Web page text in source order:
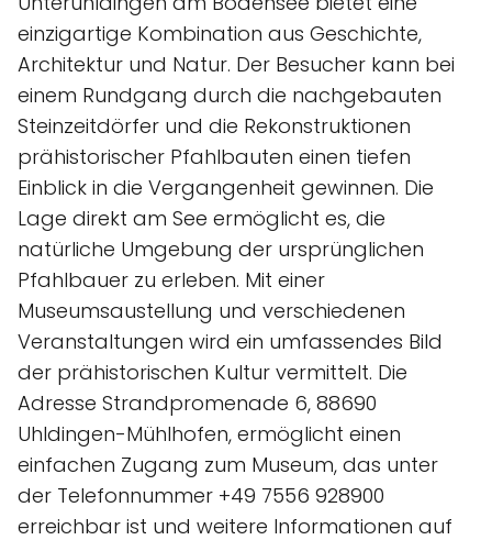
einzigartige Kombination aus Geschichte,
Architektur und Natur. Der Besucher kann bei
einem Rundgang durch die nachgebauten
Steinzeitdörfer und die Rekonstruktionen
prähistorischer Pfahlbauten einen tiefen
Einblick in die Vergangenheit gewinnen. Die
Lage direkt am See ermöglicht es, die
natürliche Umgebung der ursprünglichen
Pfahlbauer zu erleben. Mit einer
Museumsaustellung und verschiedenen
Veranstaltungen wird ein umfassendes Bild
der prähistorischen Kultur vermittelt. Die
Adresse Strandpromenade 6, 88690
Uhldingen-Mühlhofen, ermöglicht einen
einfachen Zugang zum Museum, das unter
der Telefonnummer +49 7556 928900
erreichbar ist und weitere Informationen auf